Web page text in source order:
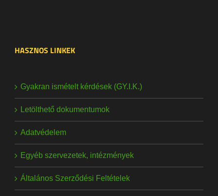
HASZNOS LINKEK
Gyakran ismételt kérdések (GY.I.K.)
Letölthető dokumentumok
Adatvédelem
Egyéb szervezetek, intézmények
Általános Szerződési Feltételek